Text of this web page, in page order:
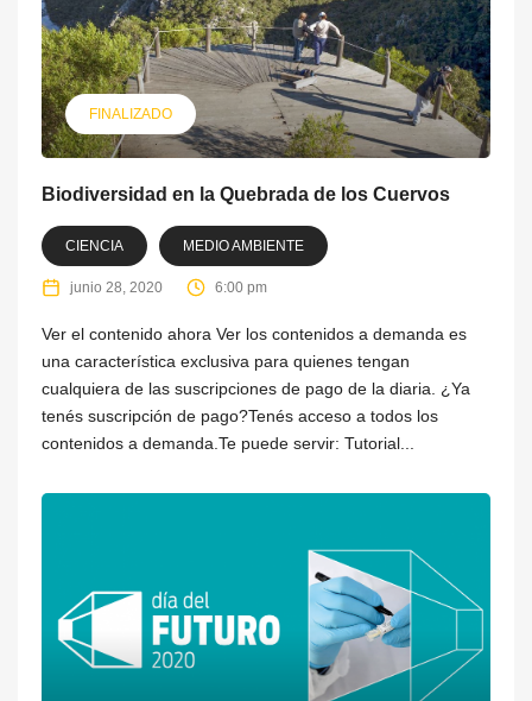
FINALIZADO
Biodiversidad en la Quebrada de los Cuervos
CIENCIA MEDIO AMBIENTE
junio 28, 2020 6:00 pm
Ver el contenido ahora Ver los contenidos a demanda es
una característica exclusiva para quienes tengan
cualquiera de las suscripciones de pago de la diaria. ¿Ya
tenés suscripción de pago?Tenés acceso a todos los
contenidos a demanda.Te puede servir: Tutorial...